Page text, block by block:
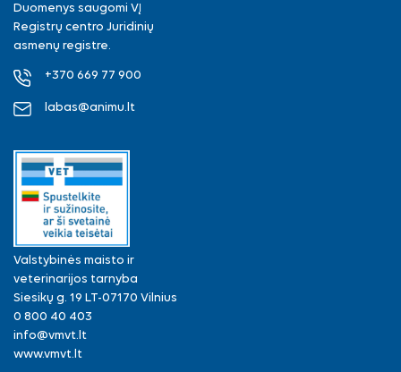
Duomenys saugomi VĮ
Registrų centro Juridinių
asmenų registre.
+370 669 77 900
labas@animu.lt
Valstybinės maisto ir
veterinarijos tarnyba
Siesikų g. 19 LT-07170 Vilnius
0 800 40 403
info@vmvt.lt
www.vmvt.lt